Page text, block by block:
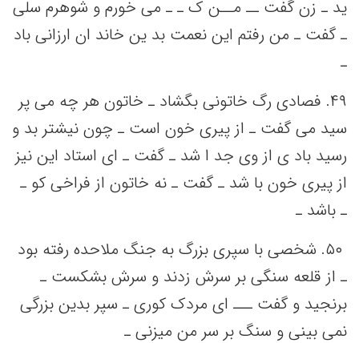
ید ـ زن گفت‌ ــ مــن‌ ک ـ ـ می‌ خورم و شوهرم سلی‌
ـ گفت‌ ـ من‌ رفتم‌ این‌ نعمت‌ بد ین‌ خاند ان ارزانی‌ باد
ـ
۴٩. فصادی رگ خاتونی‌ بگشاد ـ خاتون هر چه‌ می‌ پر
سید می‌ گفت‌ ـ از پیری خون است‌ ـ چون نیشتر بد و
رسید باد ی از وی جد ا شد ـ گفت‌ ـ ای استاد این‌ نیز
از پیری خون با شد ـ گفت‌ ـ نه‌ خاتون از فراخی‌ کو ـ
ـ باشد ـ
۵٠. شخصی‌ با سپری بزرگ به‌ جنگ‌ ملاحده رفته‌ بود
ـ از قلعه‌ سنگی‌ بر سرش زدند و سرش بشکست‌ ـ
برنجید و گفت‌ ـــ ای مردک کوری ـ سپر بدین‌ بزرگی‌
نمی‌ بینی‌ و سنگ‌ بر سر من‌ میزنی‌ ـ